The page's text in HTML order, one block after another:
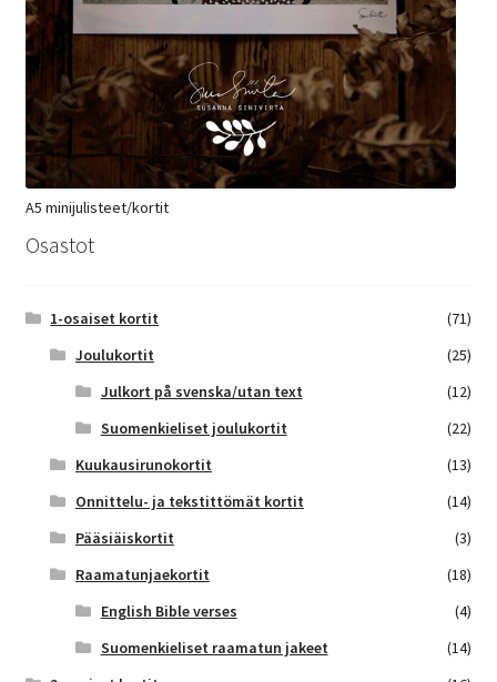
A5 minijulisteet/kortit
Osastot
1-osaiset kortit
(71)
Joulukortit
(25)
Julkort på svenska/utan text
(12)
Suomenkieliset joulukortit
(22)
Kuukausirunokortit
(13)
Onnittelu- ja tekstittömät kortit
(14)
Pääsiäiskortit
(3)
Raamatunjaekortit
(18)
English Bible verses
(4)
Suomenkieliset raamatun jakeet
(14)